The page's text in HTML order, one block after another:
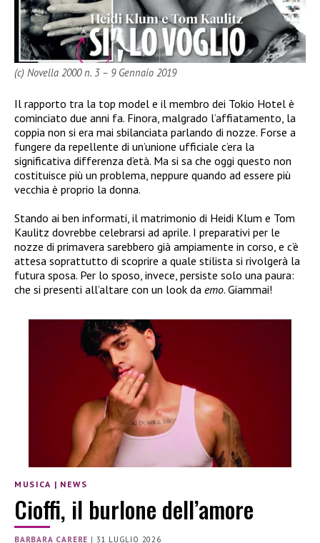
(c) Novella 2000 n. 3 – 9 Gennaio 2019
Il rapporto tra la top model e il membro dei Tokio Hotel è
cominciato due anni fa. Finora, malgrado l’affiatamento, la
coppia non si era mai sbilanciata parlando di nozze. Forse a
fungere da repellente di un’unione ufficiale c’era la
significativa differenza d’età. Ma si sa che oggi questo non
costituisce più un problema, neppure quando ad essere più
vecchia è proprio la donna.
Stando ai ben informati, il matrimonio di Heidi Klum e Tom
Kaulitz dovrebbe celebrarsi ad aprile. I preparativi per le
nozze di primavera sarebbero già ampiamente in corso, e c’è
attesa soprattutto di scoprire a quale stilista si rivolgerà la
futura sposa. Per lo sposo, invece, persiste solo una paura:
che si presenti all’altare con un look da emo. Giammai!
MUSICA | NEWS
Cioffi, il burlone dell’amore
BARBARA CARERE | 31 LUGLIO 2026